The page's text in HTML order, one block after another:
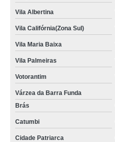
Vila Albertina
Vila Califórnia(Zona Sul)
Vila Maria Baixa
Vila Palmeiras
Votorantim
Várzea da Barra Funda
Brás
Catumbi
Cidade Patriarca